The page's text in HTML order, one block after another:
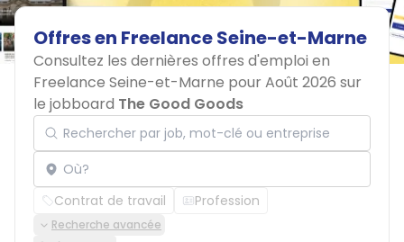
Offresen FreelanceSeine-et-Marne
Consultez les dernières offres d'emploi en
Freelance Seine-et-Marne pour Août 2026 sur
le jobboard The Good Goods
Rechercher par job, mot-clé ou entreprise
Localisation
Contrat de travail Profession
Recherche avancée